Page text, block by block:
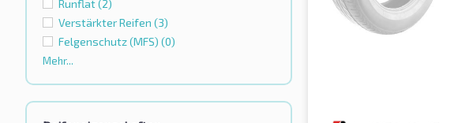
Runflat(2)
Verstärkter Reifen (3)
Felgenschutz (MFS) (0)
Mehr...